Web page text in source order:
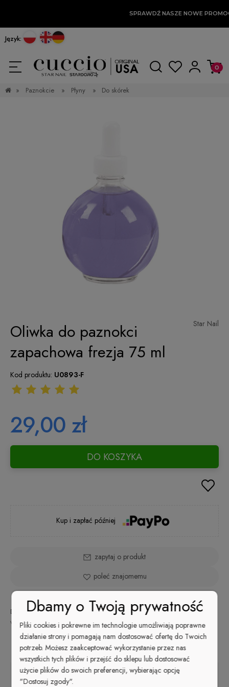
SPRAWDŹ NASZE NOWE
Język:
» Paznokcie » Płyny » Do skórek
Star Nail
Oliwka do paznokci
zapachowa frezja 75 ml
Kod produktu: U0893-F
29,00 zł
DO KOSZYKA
Kup i zapłać później
zapytaj o produkt
poleć znajomemu
Dostępność: na
wyczerpaniu
Wysyłka w:
48 godzin
Dostawa: od 9,99 zł - ORLEN Paczka
(Polska)
Cena nie zawiera ewentualnych kosztów płatności
sprawdź formy dostawy
Opis
Skórki w doskonałej kondycji.
Dbamy o Twoją prywatność
Pliki cookies i pokrewne im technologie umożliwiają poprawne
działanie strony i pomagają nam dostosować ofertę do Twoich
potrzeb. Możesz zaakceptować wykorzystanie przez nas
wszystkich tych plików i przejść do sklepu lub dostosować
użycie plików do swoich preferencji, wybierając opcję
"Dostosuj zgody".